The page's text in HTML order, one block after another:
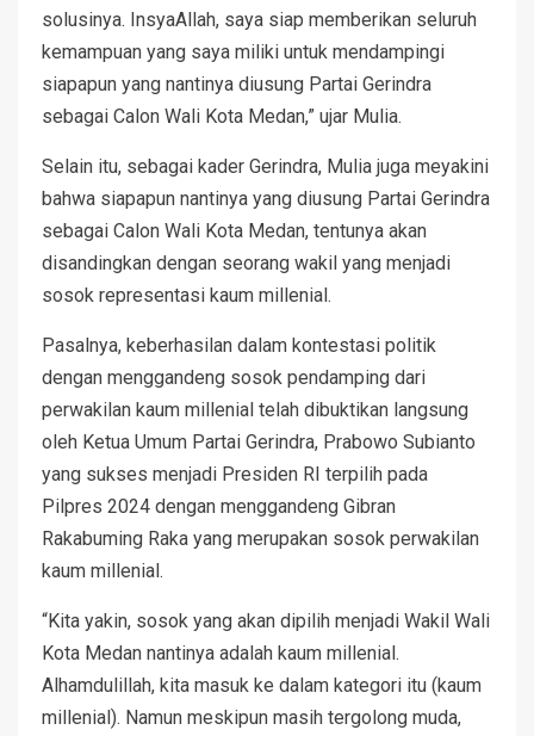
solusinya. InsyaAllah, saya siap memberikan seluruh
kemampuan yang saya miliki untuk mendampingi
siapapun yang nantinya diusung Partai Gerindra
sebagai Calon Wali Kota Medan,” ujar Mulia.
Selain itu, sebagai kader Gerindra, Mulia juga meyakini
bahwa siapapun nantinya yang diusung Partai Gerindra
sebagai Calon Wali Kota Medan, tentunya akan
disandingkan dengan seorang wakil yang menjadi
sosok representasi kaum millenial.
Pasalnya, keberhasilan dalam kontestasi politik
dengan menggandeng sosok pendamping dari
perwakilan kaum millenial telah dibuktikan langsung
oleh Ketua Umum Partai Gerindra, Prabowo Subianto
yang sukses menjadi Presiden RI terpilih pada
Pilpres 2024 dengan menggandeng Gibran
Rakabuming Raka yang merupakan sosok perwakilan
kaum millenial.
“Kita yakin, sosok yang akan dipilih menjadi Wakil Wali
Kota Medan nantinya adalah kaum millenial.
Alhamdulillah, kita masuk ke dalam kategori itu (kaum
millenial). Namun meskipun masih tergolong muda,